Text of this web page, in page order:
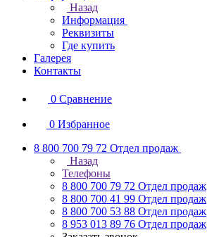
Назад
Информация
Реквизиты
Где купить
Галерея
Контакты
0 Сравнение
0 Избранное
8 800 700 79 72 Отдел продаж
Назад
Телефоны
8 800 700 79 72 Отдел продаж
8 800 700 41 99 Отдел продаж
8 800 700 53 88 Отдел продаж
8 953 013 89 76 Отдел продаж